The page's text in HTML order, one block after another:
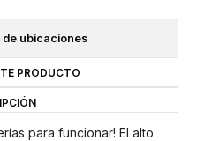
ubicaciones
PRODUCTO
para funcionar! El alto